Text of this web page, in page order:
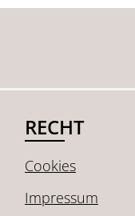
RECHT
Cookies
Impressum